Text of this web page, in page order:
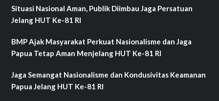
Situasi Nasional Aman, Publik Diimbau Jaga Persatuan
Jelang HUT Ke-81 RI
BMP Ajak Masyarakat Perkuat Nasionalisme dan Jaga
Papua Tetap Aman Menjelang HUT Ke-81 RI
Jaga Semangat Nasionalisme dan Kondusivitas Keamanan
Papua Jelang HUT Ke-81 RI